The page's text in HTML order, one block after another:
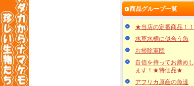
商品グループ一覧
★当店の定番商品！！
水草水槽に似合う魚
お掃除軍団
自信を持ってお薦めし
ます！★特価品★
アフリカ原産の魚達